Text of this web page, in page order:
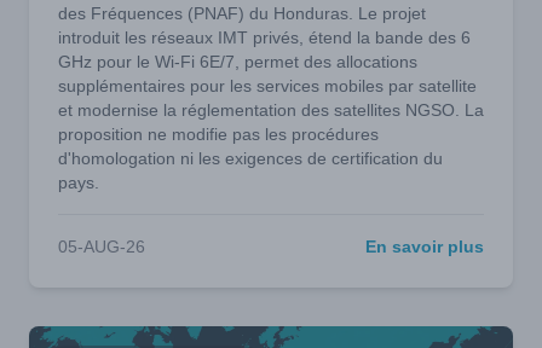
des Fréquences (PNAF) du Honduras. Le projet
introduit les réseaux IMT privés, étend la bande des 6
GHz pour le Wi-Fi 6E/7, permet des allocations
supplémentaires pour les services mobiles par satellite
et modernise la réglementation des satellites NGSO. La
proposition ne modifie pas les procédures
d'homologation ni les exigences de certification du
pays.
05-AUG-26 En savoir plus